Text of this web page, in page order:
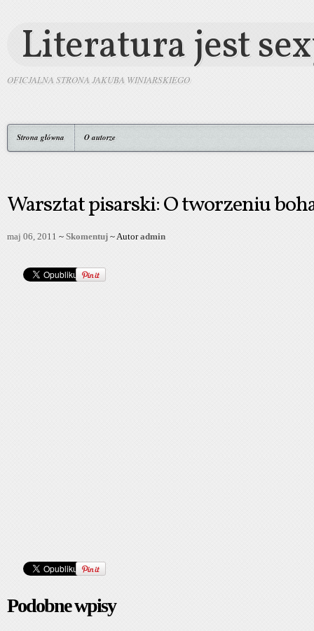
Literatura jest
OFICJALNA STRONA JAKUBA WINIARSKIEGO
Strona główna O autorze
Warsztat pisarski: O tworzeniu
maj 06, 2011 ~ Skomentuj ~ Autoradmin
Podobne wpisy